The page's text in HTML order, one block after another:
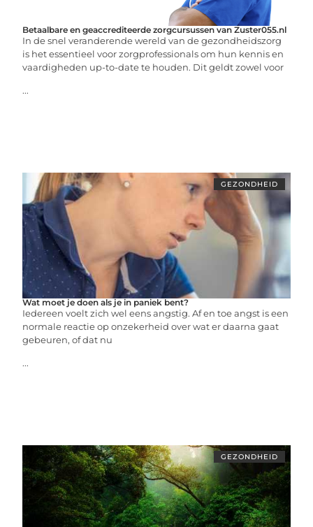
Betaalbare en geaccrediteerde zorgcursussen van Zuster055.nl
In de snel veranderende wereld van de gezondheidszorg
is het essentieel voor zorgprofessionals om hun kennis en
vaardigheden up-to-date te houden. Dit geldt zowel voor
...
GEZONDHEID
Wat moet je doen als je in paniek bent?
Iedereen voelt zich wel eens angstig. Af en toe angst is een
normale reactie op onzekerheid over wat er daarna gaat
gebeuren, of dat nu
...
GEZONDHEID